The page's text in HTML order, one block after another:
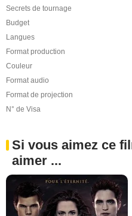
Secrets de tournage
Budget
Langues
Format production
Couleur
Format audio
Format de projection
N° de Visa
Si vous aimez ce
aimer ...